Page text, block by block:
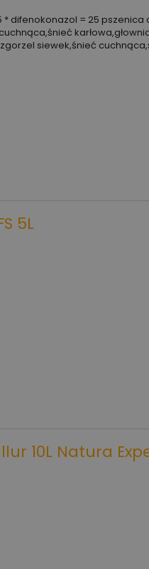
* difenokonazol = 25 pszenica
siewek,śnieć
5L
10L Natura